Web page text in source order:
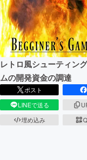
映像・映画
ビジネス・
まちづくり
CAMPFIRE for
CAMPFIREふる
レトロ風シューティン
ムの開発資金の調達
ポスト
LINEで送る
埋め込み